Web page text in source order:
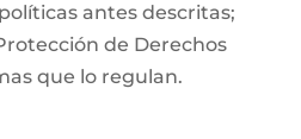
antes descritas;
de Derechos
que lo regulan.